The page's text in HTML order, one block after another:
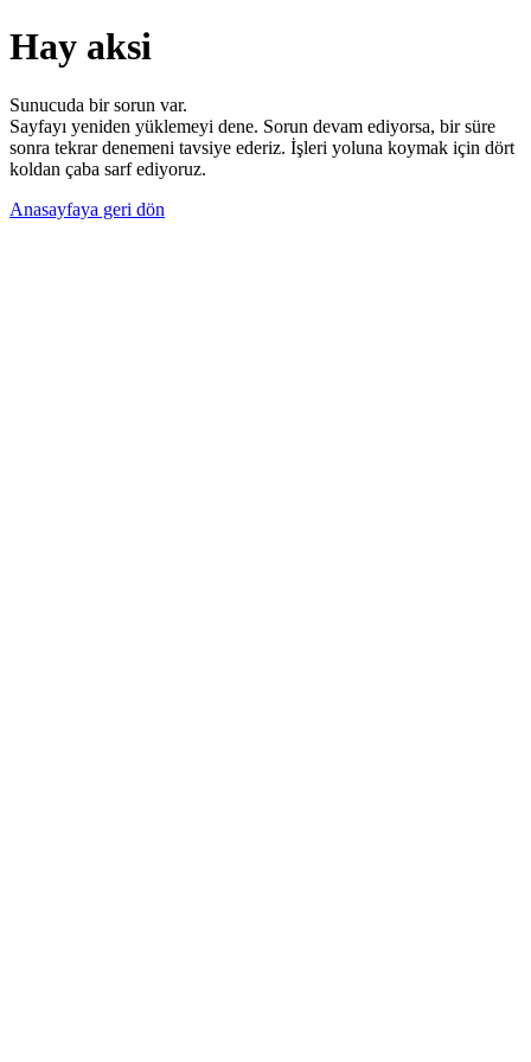
Hay aksi
Sunucuda bir sorun var.
Sayfayı yeniden yüklemeyi dene. Sorun devam ediyorsa, bir süre
sonra tekrar denemeni tavsiye ederiz. İşleri yoluna koymak için dört
koldan çaba sarf ediyoruz.
Anasayfaya geri dön